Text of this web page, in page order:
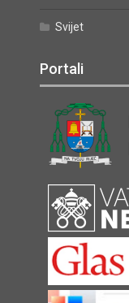
Svijet
Portali